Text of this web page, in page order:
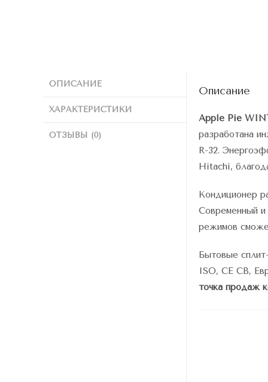
ОПИСАНИЕ
ХАРАКТЕРИСТИКИ
ОТЗЫВЫ (0)
Описание
Apple Pie
разработана
R-32.
Hitachi,
Кондиционер
Современный и
режимов
Бытовые
ISO, CE CB,
точка продаж